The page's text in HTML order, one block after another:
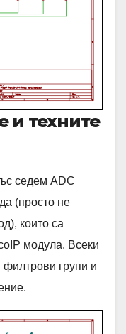
и техните
седем ADC
(просто не
които са
модула. Всеки
филтрови групи и